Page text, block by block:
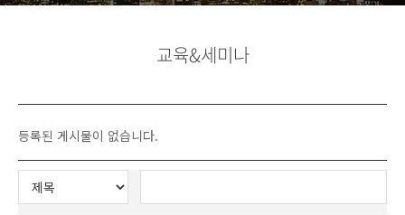
교육&세미나
등록된 게시물이 없습니다.